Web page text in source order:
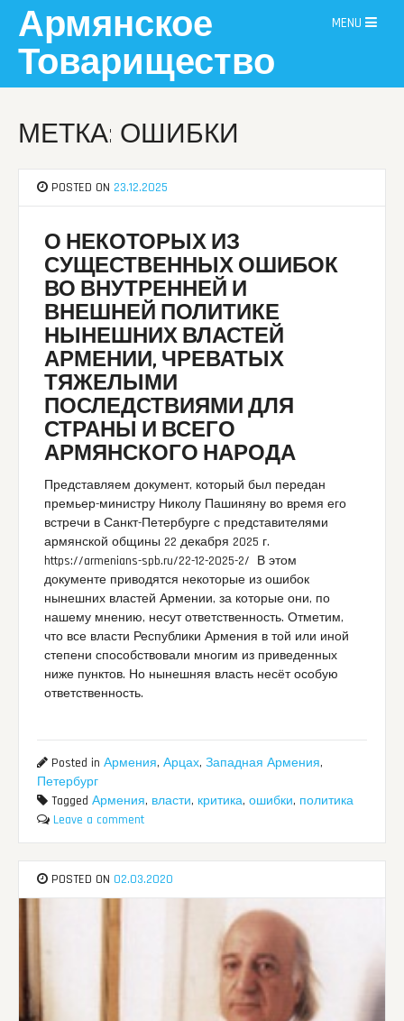
content
Армянское
Товарищество
MENU
МЕТКА: ОШИБКИ
POSTED ON 23.12.2025
О НЕКОТОРЫХ ИЗ
СУЩЕСТВЕННЫХ ОШИБОК
ВО ВНУТРЕННЕЙ И
ВНЕШНЕЙ ПОЛИТИКЕ
НЫНЕШНИХ ВЛАСТЕЙ
АРМЕНИИ, ЧРЕВАТЫХ
ТЯЖЕЛЫМИ
ПОСЛЕДСТВИЯМИ ДЛЯ
СТРАНЫ И ВСЕГО
АРМЯНСКОГО НАРОДА
Представляем документ, который был передан
премьер-министру Николу Пашиняну во время его
встречи в Санкт-Петербурге с представителями
армянской общины 22 декабря 2025 г.
https://armenians-spb.ru/22-12-2025-2/ В этом
документе приводятся некоторые из ошибок
нынешних властей Армении, за которые они, по
нашему мнению, несут ответственность. Отметим,
что все власти Республики Армения в той или иной
степени способствовали многим из приведенных
ниже пунктов. Но нынешняя власть несёт особую
ответственность.
Posted inАрмения,Арцах,Западная Армения,
Петербург
TaggedАрмения, власти, критика,ошибки, политика
Leave a comment
POSTED ON 02.03.2020